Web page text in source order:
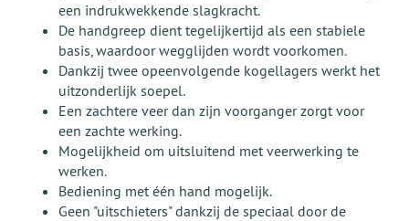
een indrukwekkende slagkracht.
De handgreep dient tegelijkertijd als een stabiele
basis, waardoor wegglijden wordt voorkomen.
Dankzij twee opeenvolgende kogellagers werkt het
uitzonderlijk soepel.
Een zachtere veer dan zijn voorganger zorgt voor
een zachte werking.
Mogelijkheid om uitsluitend met veerwerking te
werken.
Bediening met één hand mogelijk.
Geen "uitschieters" dankzij de speciaal door de